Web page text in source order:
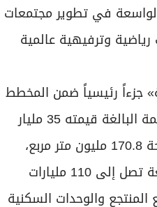
في تطوير مجتمعات
وترفيهية عالمية
جزءاً رئيسياً ضمن المخطط
الرئيسي لمشروع رأس الحكمة البالغة قيمته 35 مليار
دولار، الذي يمتد على مساحة 170.8 مليون متر مربع،
وباستثمارات تراكمية متوقعة تصل إلى 110 مليارات
عام 2045، ويقع المنتجع والوحدات السكنية